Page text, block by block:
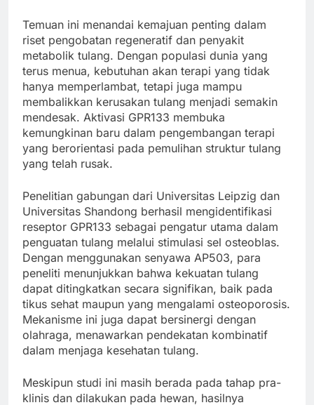
Temuan ini menandai kemajuan penting dalam
riset pengobatan regeneratif dan penyakit
metabolik tulang. Dengan populasi dunia yang
terus menua, kebutuhan akan terapi yang tidak
hanya memperlambat, tetapi juga mampu
membalikkan kerusakan tulang menjadi semakin
mendesak. Aktivasi GPR133 membuka
kemungkinan baru dalam pengembangan terapi
yang berorientasi pada pemulihan struktur tulang
yang telah rusak.
Penelitian gabungan dari Universitas Leipzig dan
Universitas Shandong berhasil mengidentifikasi
reseptor GPR133 sebagai pengatur utama dalam
penguatan tulang melalui stimulasi sel osteoblas.
Dengan menggunakan senyawa AP503, para
peneliti menunjukkan bahwa kekuatan tulang
dapat ditingkatkan secara signifikan, baik pada
tikus sehat maupun yang mengalami osteoporosis.
Mekanisme ini juga dapat bersinergi dengan
olahraga, menawarkan pendekatan kombinatif
dalam menjaga kesehatan tulang.
Meskipun studi ini masih berada pada tahap pra-
klinis dan dilakukan pada hewan, hasilnya